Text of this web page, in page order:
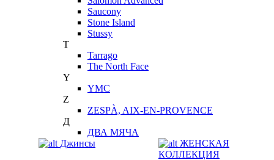
Saucony
Stone Island
Stussy
T
Tarrago
The North Face
Y
YMC
Z
ZESPÀ, AIX-EN-PROVENCE
Д
ДВА МЯЧА
Джинсы
ЖЕНСКАЯ
КОЛЛЕКЦИЯ